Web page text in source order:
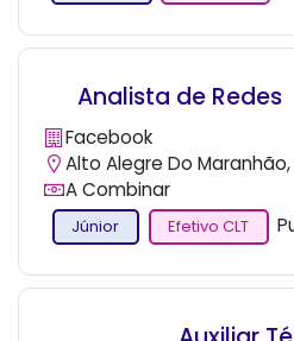
Analista de Redes
Facebook
Alto Alegre Do Maranhão,
A Combinar
Júnior Efetivo CLT